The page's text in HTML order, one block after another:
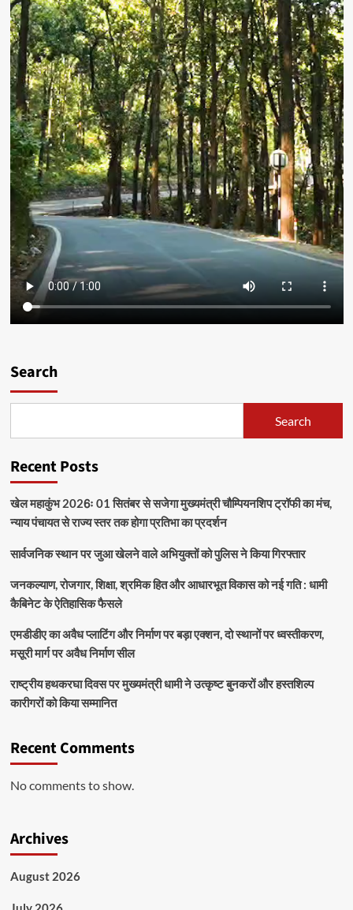
Search
Search
Recent Posts
खेल महाकुंभ 2026ः 01 सितंबर से सजेगा मुख्यमंत्री चौम्पियनशिप ट्रॉफी का मंच,
न्याय पंचायत से राज्य स्तर तक होगा प्रतिभा का प्रदर्शन
सार्वजनिक स्थान पर जुआ खेलने वाले अभियुक्तों को पुलिस ने किया गिरफ्तार
जनकल्याण, रोजगार, शिक्षा, श्रमिक हित और आधारभूत विकास को नई गति : धामी
कैबिनेट के ऐतिहासिक फैसले
एमडीडीए का अवैध प्लाटिंग और निर्माण पर बड़ा एक्शन, दो स्थानों पर ध्वस्तीकरण,
मसूरी मार्ग पर अवैध निर्माण सील
राष्ट्रीय हथकरघा दिवस पर मुख्यमंत्री धामी ने उत्कृष्ट बुनकरों और हस्तशिल्प
कारीगरों को किया सम्मानित
Recent Comments
No comments to show.
Archives
August 2026